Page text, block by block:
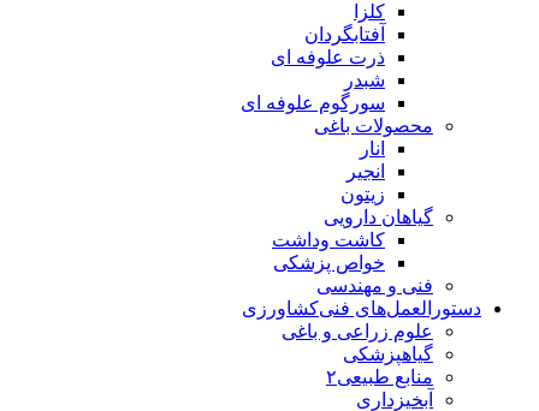
کلزا
آفتابگردان
ذرت علوفه ای
شبدر
سورگوم علوفه ای
محصولات باغی
انار
انجیر
زیتون
گیاهان دارویی
کاشت وداشت
خواص پزشکی
فنی و مهندسی
دستورالعمل‌های فنی‌کشاورزی
علوم زراعی و باغی
گیاهپزشکی
منابع طبیعی۲
آبخیزداری